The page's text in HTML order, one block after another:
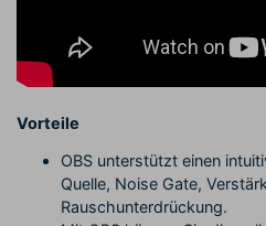
Vorteile
OBS unterstützt einen
Quelle, Noise Gate,
Rauschunterdrückung.